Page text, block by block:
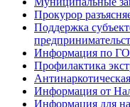
Прокурор
Поддержка
Информация по
Профилактика
Информация от
Информация для